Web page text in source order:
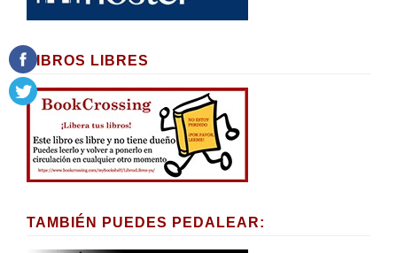
LIBROS LIBRES
TAMBIÉN PUEDES PEDALEAR: